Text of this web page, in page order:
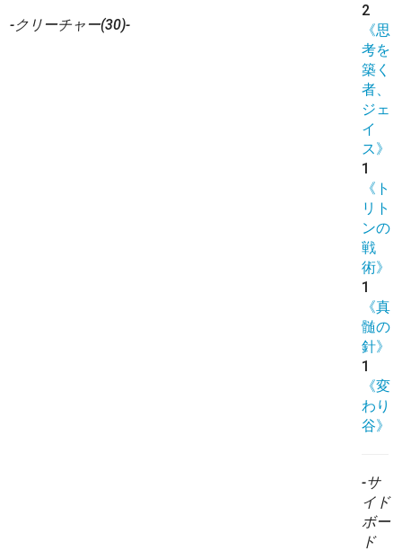
-クリーチャー(30)-
2
《思
考を
築く
者、
ジェ
イ
ス》
1
《ト
リト
ンの
戦
術》
1
《真
髄の
針》
1
《変
わり
谷》
-サ
イド
ボー
ド